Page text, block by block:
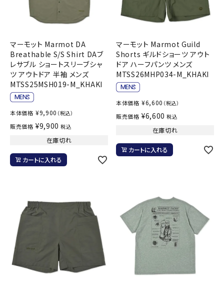
マーモット Marmot DA
Breathable S/S Shirt DAブ
レサブル ショートスリーブシャ
ツ アウトドア 半袖 メンズ
MTSS25MSH019-M_KHAKI
本体価格 ¥9,900 （税込）
販売価格 ¥9,900 税込
在庫切れ
カートに入れる
マーモット Marmot Guild
Shorts ギルドショーツ アウト
ドア ハーフパンツ メンズ
MTSS26MHP034-M_KHAKI
本体価格 ¥6,600 （税込）
販売価格 ¥6,600 税込
在庫切れ
カートに入れる